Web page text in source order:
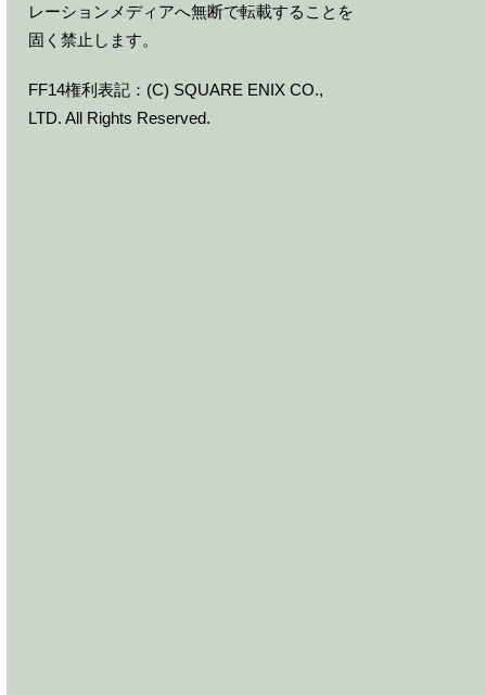
レーションメディアへ無断で転載することを
固く禁止します。
FF14権利表記：(C) SQUARE ENIX CO.,
LTD. All Rights Reserved.